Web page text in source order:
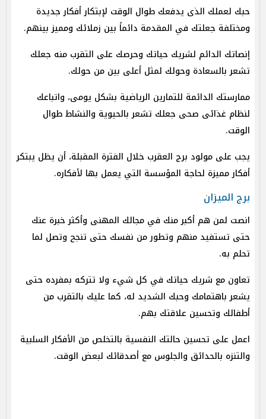
حبك لعملك الذى يدفعك طوال الوقت لإبتكار أفكار جديدة
ومختلفة جعلتك في المقدمة دائماً بين زملائك ومميز بينهم.
إنصاتك الدائم لشريك حياتك وحرصك على التقرب منه جعلك
تشعر بالسعادة وحولك لمثل أعلى بين من حولك.
ممارستك الدائمة للتمارين الرياضية بشكل يومى، واتباعك
لنظام غذائى صحى جعلك تشعر بالحيوية والنشاط طوال
الوقت.
يجب على مولود برج العقرب خلال الفترة المقبلة، أن يظل يبتكر
أفكار مميزة لحاجة المؤسسة التي يعمل بها لأفكاره.
برج الميزان
انصت لمن هم أكبر منك في مجالك المهنى وأكثر خبرة عنك
حتى تستفيد منهم وتطور من نفسك حتى تنجح وتصل لما
تحلم به.
تعاون مع شريك حياتك في كل شيء ولا تتركه بمفرده حتى
يشعر باهتمامك وحبك الشديد له، كما عليك بالتقرب من
أطفالك وتحسين علاقتك بهم.
اعمل على تحسين حالتك النفسية بالتخلص من الأفكار السلبية
والتنزه بالحدائق والجلوس مع أصدقائك لبعض الوقت.